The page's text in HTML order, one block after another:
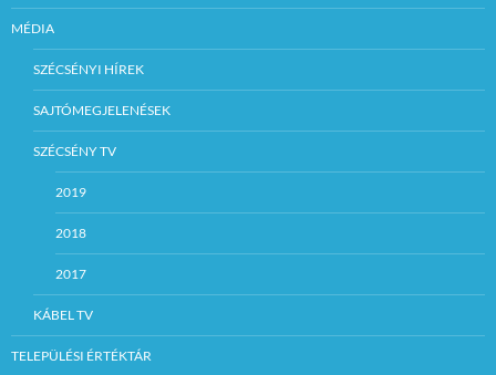
MÉDIA
SZÉCSÉNYI HÍREK
SAJTÓMEGJELENÉSEK
SZÉCSÉNY TV
2019
2018
2017
KÁBEL TV
TELEPÜLÉSI ÉRTÉKTÁR